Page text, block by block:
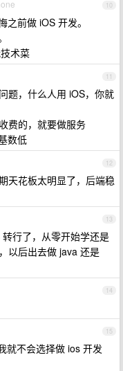
10
前做 iOS 开发。
术菜
11
题，什么人用 iOS，你就
费的，就要做服务
数低
12
天花板太明显了，后端稳
13
行了，从零开始学还是
以后出去做 java 还是
14
15
就不会选择做 ios 开发